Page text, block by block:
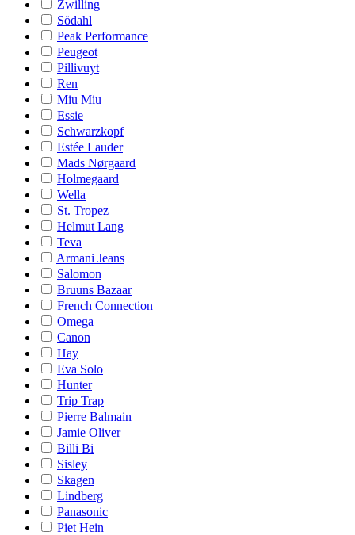
Zwilling
Södahl
Peak Performance
Peugeot
Pillivuyt
Ren
Miu Miu
Essie
Schwarzkopf
Estée Lauder
Mads Nørgaard
Holmegaard
Wella
St. Tropez
Helmut Lang
Teva
Armani Jeans
Salomon
Bruuns Bazaar
French Connection
Omega
Canon
Hay
Eva Solo
Hunter
Trip Trap
Pierre Balmain
Jamie Oliver
Billi Bi
Sisley
Skagen
Lindberg
Panasonic
Piet Hein